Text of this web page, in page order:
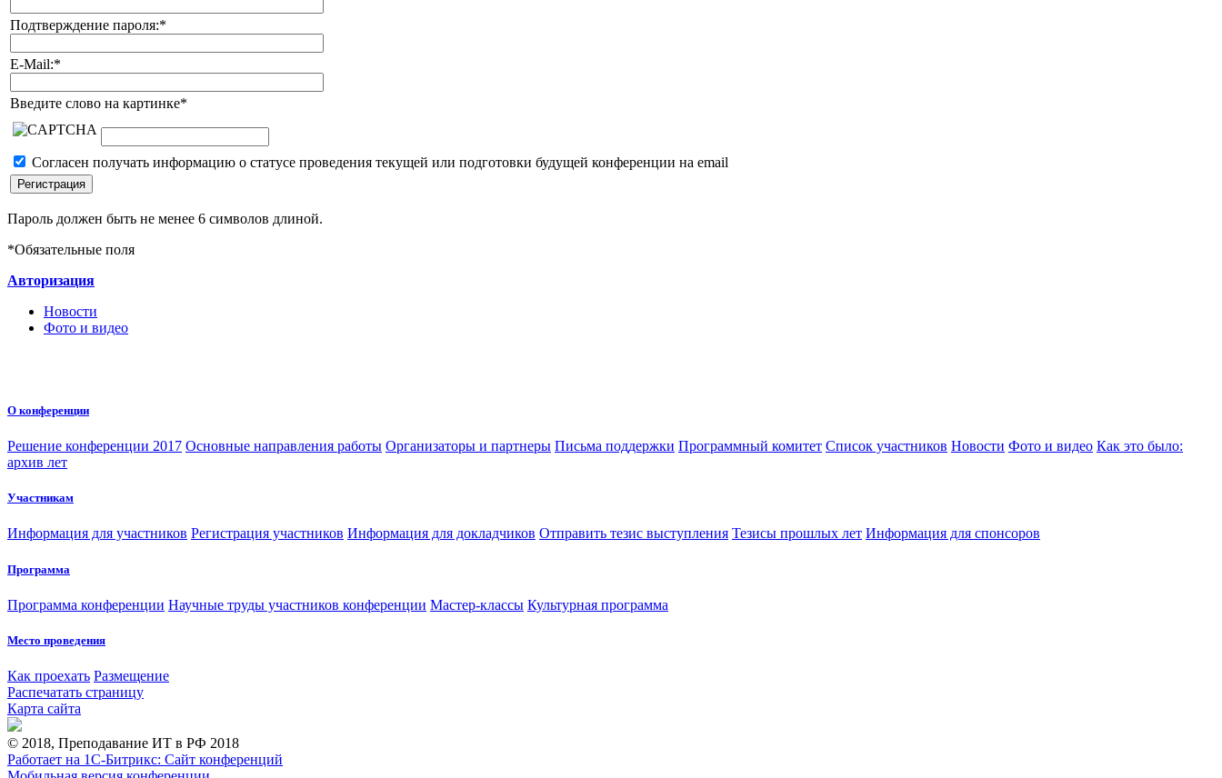
Подтверждение пароля:*
E-Mail:*
Введите слово на картинке*
Согласен получать информацию о статусе проведения текущей или подготовки будущей конференции на email
Пароль должен быть не менее 6 символов длиной.
*Обязательные поля
Авторизация
Новости
Фото и видео
О конференции
Решение конференции 2017 Основные направления работы Организаторы и партнеры Письма поддержки Программный комитет Список участников Новости Фото и видео Как это было:
архив лет
Участникам
Информация для участников Регистрация участников Информация для докладчиков Отправить тезис выступления Тезисы прошлых лет Информация для спонсоров
Программа
Программа конференции Научные труды участников конференции Мастер-классы Культурная программа
Место проведения
Как проехать Размещение
Распечатать страницу
Карта сайта
© 2018, Преподавание ИТ в РФ 2018
Работает на 1С-Битрикс: Сайт конференций